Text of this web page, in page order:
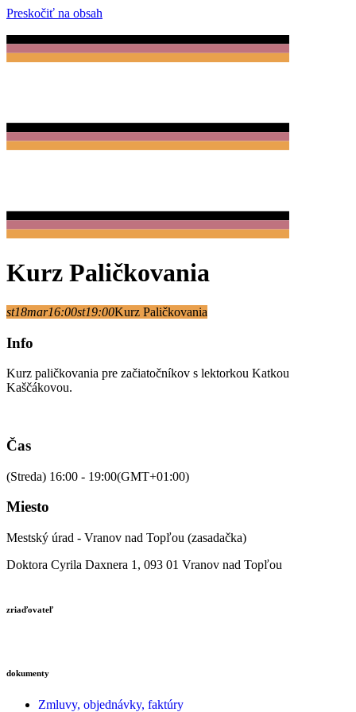
Preskočiť na obsah
Kurz Paličkovania
st18mar16:00st19:00Kurz Paličkovania
Info
Kurz paličkovania pre začiatočníkov s lektorkou Katkou
Kaščákovou.
Čas
(Streda) 16:00 - 19:00(GMT+01:00)
Miesto
Mestský úrad - Vranov nad Topľou (zasadačka)
Doktora Cyrila Daxnera 1, 093 01 Vranov nad Topľou
zriaďovateľ
dokumenty
Zmluvy, objednávky, faktúry